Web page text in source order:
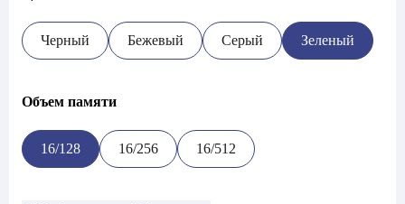
Черный Бежевый Серый Зеленый
Объем памяти
16/128 16/256 16/512